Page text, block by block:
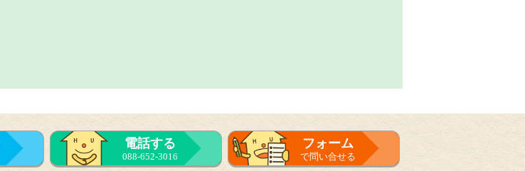
電話する
088-652-3016
フォーム
で問い合せる